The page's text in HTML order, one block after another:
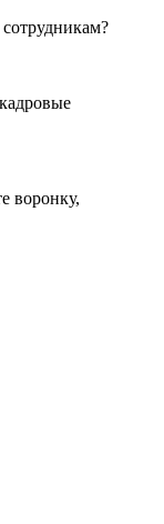
воронку,